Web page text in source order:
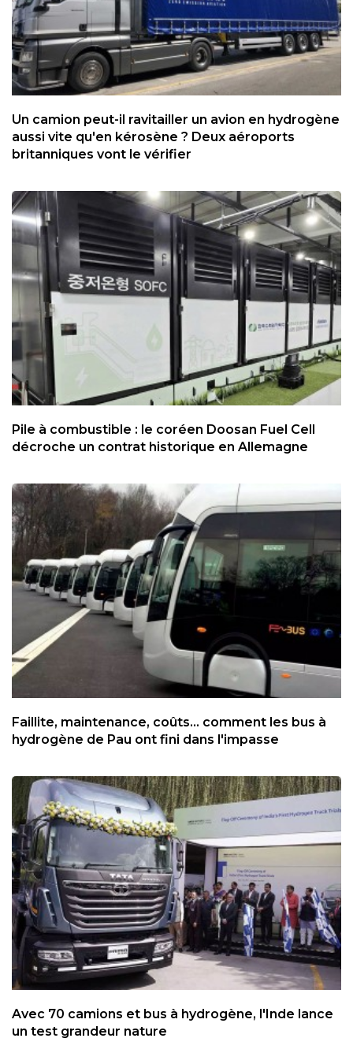
Un camion peut-il ravitailler un avion en hydrogène
aussi vite qu'en kérosène ? Deux aéroports
britanniques vont le vérifier
Pile à combustible : le coréen Doosan Fuel Cell
décroche un contrat historique en Allemagne
Faillite, maintenance, coûts... comment les bus à
hydrogène de Pau ont fini dans l'impasse
Avec 70 camions et bus à hydrogène, l'Inde lance
un test grandeur nature